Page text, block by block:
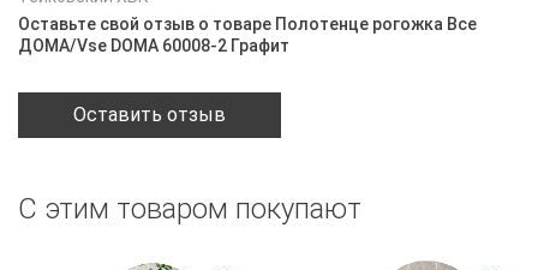
Оставьте свой отзыв о товаре Полотенце рогожка Все
ДОМА/Vse DOMA 60008-2 Графит
Оставить отзыв
С этим товаром покупают